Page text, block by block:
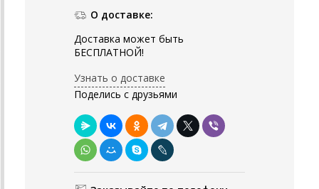
О доставке:
Доставка может быть
БЕСПЛАТНОЙ!
Узнать о доставке
Поделись с друзьями